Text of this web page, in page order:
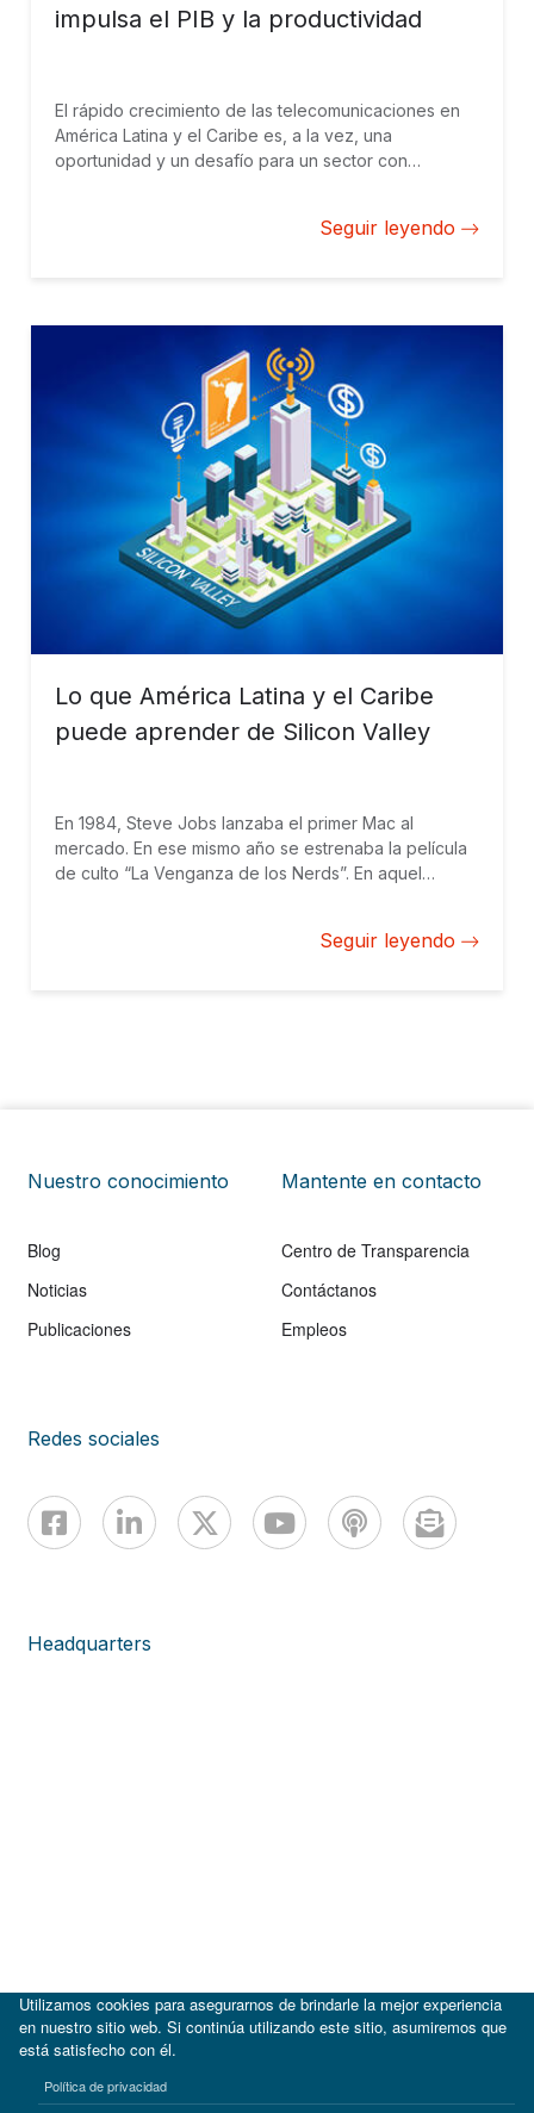
impulsa el PIB y la productividad
El rápido crecimiento de las telecomunicaciones en
América Latina y el Caribe es, a la vez, una
oportunidad y un desafío para un sector con
constante y con brechas persistentes en cuanto al
Seguir leyendo
Lo que América Latina y el Caribe
puede aprender de Silicon Valley
En 1984, Steve Jobs lanzaba el primer Mac al
mercado. En ese mismo año se estrenaba la película
de culto “La Venganza de los Nerds”. En aquel
que parecía estar aconteciendo en Silicon Valley:
Seguir leyendo
Nuestro conocimiento
Blog
Noticias
Publicaciones
Mantente en contacto
Centro de Transparencia
Contáctanos
Empleos
Redes sociales
Headquarters
Utilizamos cookies para asegurarnos de brindarle la mejor experiencia
en nuestro sitio web. Si continúa utilizando este sitio, asumiremos que
está satisfecho con él.
Política de privacidad